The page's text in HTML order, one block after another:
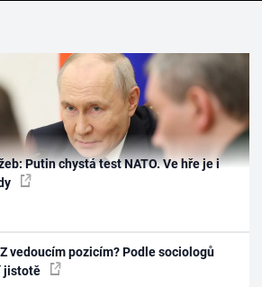
Putin chystá test NATO. Ve hře je i
vedoucím pozicím? Podle sociologů
jistotě